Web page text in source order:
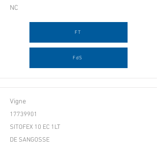
NC
FT
FdS
Vigne
17739901
SITOFEX 10 EC 1LT
DE SANGOSSE